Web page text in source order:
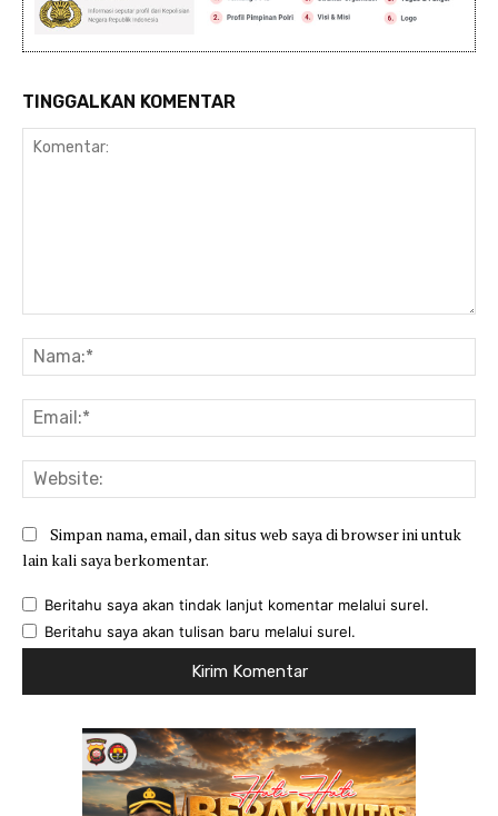
TINGGALKAN KOMENTAR
Simpan nama, email, dan situs web saya di browser ini untuk
lain kali saya berkomentar.
Beritahu saya akan tindak lanjut komentar melalui surel.
Beritahu saya akan tulisan baru melalui surel.